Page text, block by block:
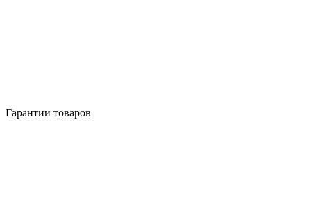
Гарантии товаров